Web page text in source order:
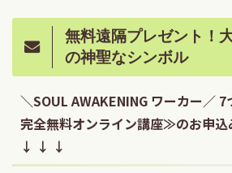
無料遠隔プレゼント！
の神聖なシンボル
＼SOUL AWAKENING ワーカー／
完全無料オンライン講座≫のお申
↓ ↓ ↓